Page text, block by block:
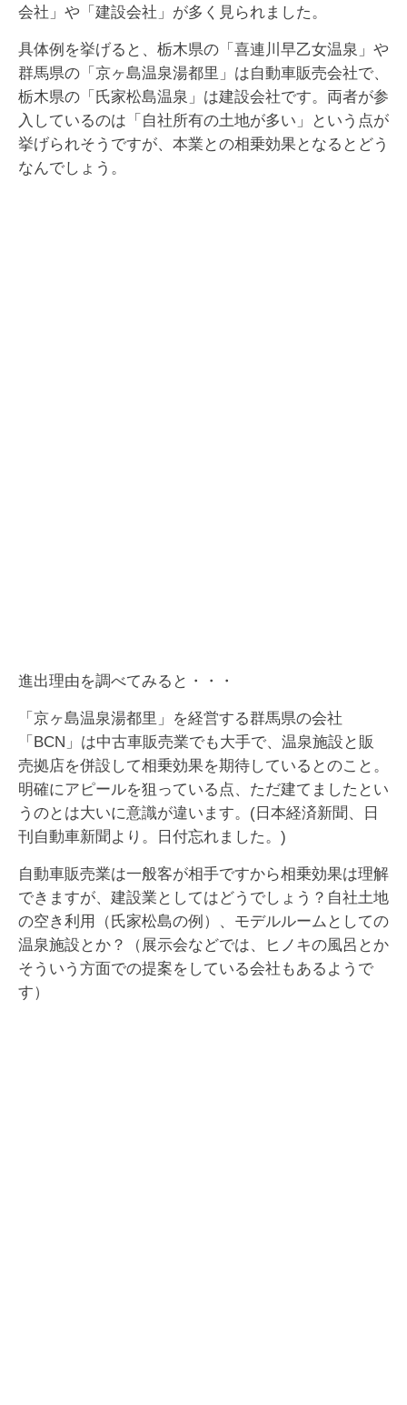
会社」や「建設会社」が多く見られました。
具体例を挙げると、栃木県の「喜連川早乙女温泉」や
群馬県の「京ヶ島温泉湯都里」は自動車販売会社で、
栃木県の「氏家松島温泉」は建設会社です。両者が参
入しているのは「自社所有の土地が多い」という点が
挙げられそうですが、本業との相乗効果となるとどう
なんでしょう。
進出理由を調べてみると・・・
「京ヶ島温泉湯都里」を経営する群馬県の会社
「BCN」は中古車販売業でも大手で、温泉施設と販
売拠店を併設して相乗効果を期待しているとのこと。
明確にアピールを狙っている点、ただ建てましたとい
うのとは大いに意識が違います。(日本経済新聞、日
刊自動車新聞より。日付忘れました。)
自動車販売業は一般客が相手ですから相乗効果は理解
できますが、建設業としてはどうでしょう？自社土地
の空き利用（氏家松島の例）、モデルルームとしての
温泉施設とか？（展示会などでは、ヒノキの風呂とか
そういう方面での提案をしている会社もあるようで
す）